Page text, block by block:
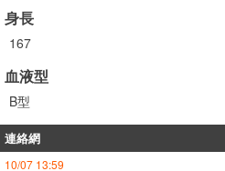
身長
167
血液型
B型
連絡網
10/07 13:59